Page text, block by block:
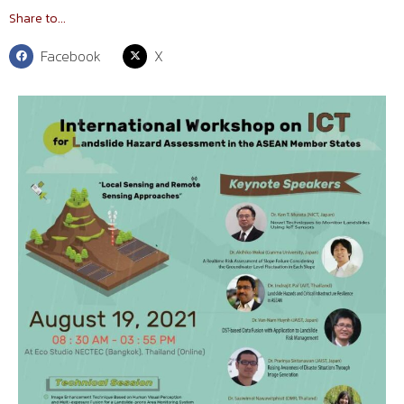
Share to...
Facebook X